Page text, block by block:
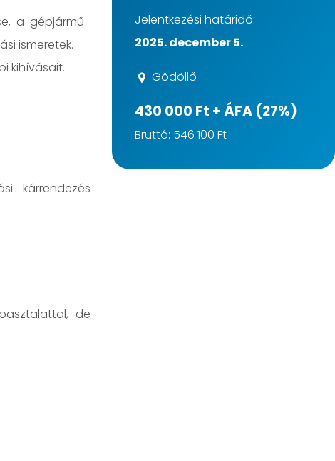
a gépjármű-
ismeretek.
kihívásait.
kárrendezés
de
Jelentkezési határidő:
2025. december 5.
Gödöllő
430 000 Ft + ÁFA (27%)
Bruttó: 546 100 Ft